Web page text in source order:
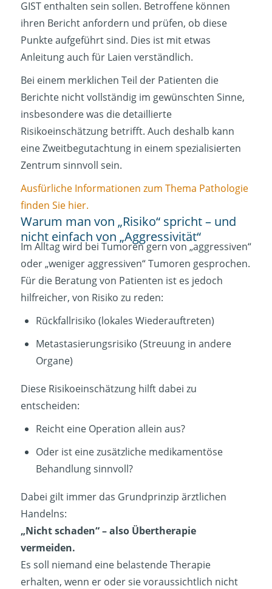
GIST enthalten sein sollen. Betroffene können
ihren Bericht anfordern und prüfen, ob diese
Punkte aufgeführt sind. Dies ist mit etwas
Anleitung auch für Laien verständlich.
Bei einem merklichen Teil der Patienten die
Berichte nicht vollständig im gewünschten Sinne,
insbesondere was die detaillierte
Risikoeinschätzung betrifft. Auch deshalb kann
eine Zweitbegutachtung in einem spezialisierten
Zentrum sinnvoll sein.
Ausfürliche Informationen zum Thema Pathologie
finden Sie hier.
Warum man von „Risiko“ spricht – und
nicht einfach von „Aggressivität“
Im Alltag wird bei Tumoren gern von „aggressiven“
oder „weniger aggressiven“ Tumoren gesprochen.
Für die Beratung von Patienten ist es jedoch
hilfreicher, von Risiko zu reden:
Rückfallrisiko (lokales Wiederauftreten)
Metastasierungsrisiko (Streuung in andere
Organe)
Diese Risikoeinschätzung hilft dabei zu
entscheiden:
Reicht eine Operation allein aus?
Oder ist eine zusätzliche medikamentöse
Behandlung sinnvoll?
Dabei gilt immer das Grundprinzip ärztlichen
Handelns:
„Nicht schaden“ – also Übertherapie
vermeiden.
Es soll niemand eine belastende Therapie
erhalten, wenn er oder sie voraussichtlich nicht